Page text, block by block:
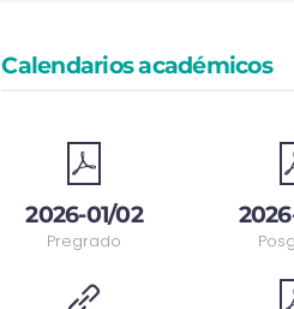
Calendarios académicos
2026-01/02
Pregrado